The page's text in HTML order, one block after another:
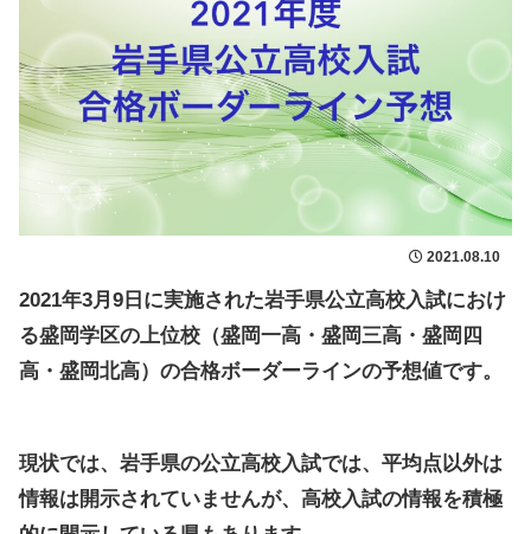
2021.08.10
2021年3月9日に実施された岩手県公立高校入試におけ
る盛岡学区の上位校（盛岡一高・盛岡三高・盛岡四
高・盛岡北高）の合格ボーダーラインの予想値です。
現状では、岩手県の公立高校入試では、平均点以外は
情報は開示されていませんが、高校入試の情報を積極